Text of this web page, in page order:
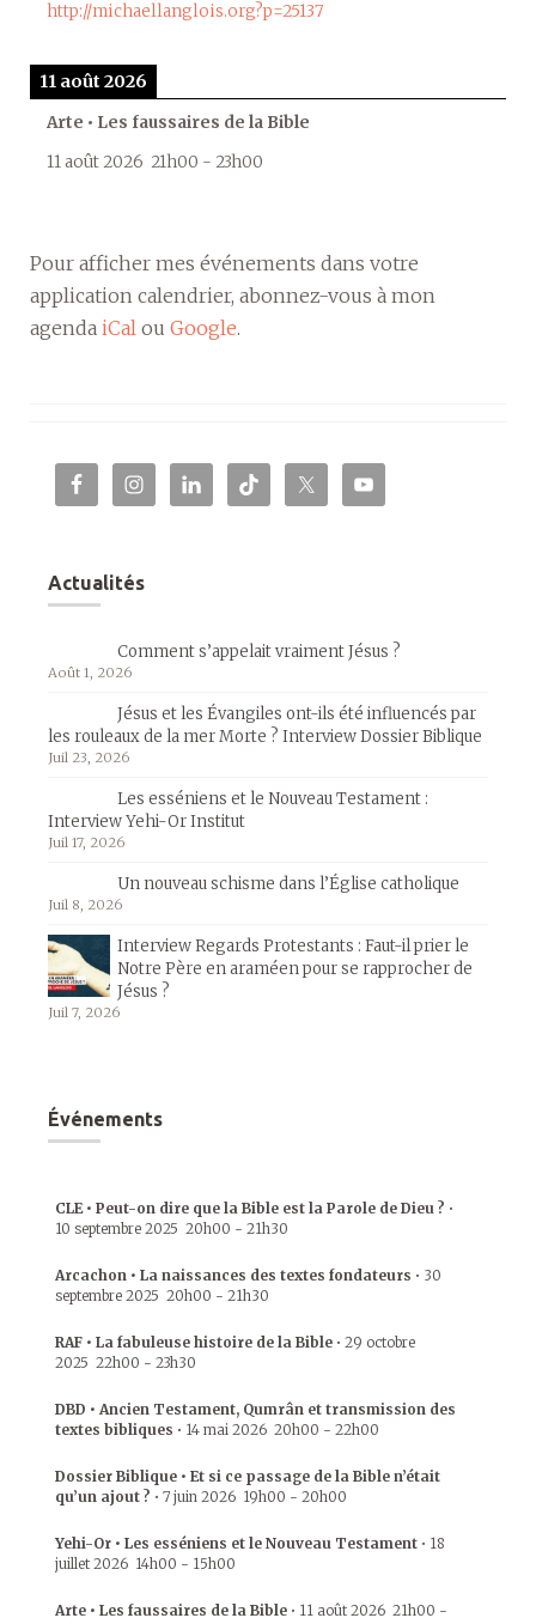
http://michaellanglois.org?p=25137
11 août 2026
Arte • Les faussaires de la Bible
11 août 2026 21h00 - 23h00
Pour afficher mes événements dans votre
application calendrier, abonnez-vous à mon
agenda iCal ou Google.
Actualités
Comment s’appelait vraiment Jésus ?
Août 1, 2026
Jésus et les Évangiles ont-ils été influencés par
les rouleaux de la mer Morte ? Interview Dossier Biblique
Juil 23, 2026
Les esséniens et le Nouveau Testament :
Interview Yehi-Or Institut
Juil 17, 2026
Un nouveau schisme dans l’Église catholique
Juil 8, 2026
Interview Regards Protestants : Faut-il prier le
Notre Père en araméen pour se rapprocher de
Jésus ?
Juil 7, 2026
Événements
CLE • Peut-on dire que la Bible est la Parole de Dieu ? •
10 septembre 2025 20h00 - 21h30
Arcachon • La naissances des textes fondateurs • 30
septembre 2025 20h00 - 21h30
RAF • La fabuleuse histoire de la Bible • 29 octobre
2025 22h00 - 23h30
DBD • Ancien Testament, Qumrân et transmission des
textes bibliques • 14 mai 2026 20h00 - 22h00
Dossier Biblique • Et si ce passage de la Bible n’était
qu’un ajout ? • 7 juin 2026 19h00 - 20h00
Yehi-Or • Les esséniens et le Nouveau Testament • 18
juillet 2026 14h00 - 15h00
Arte • Les faussaires de la Bible • 11 août 2026 21h00 -